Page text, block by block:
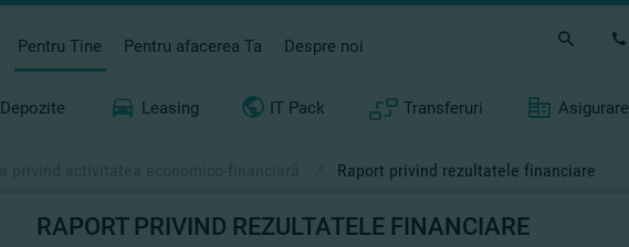
Pentru Tine Pentru afacerea Ta Despre noi
Depozite Leasing IT Pack Transferuri Asigurare
Raport privind rezultatele financiare
RAPORT PRIVIND REZULTATELE FINANCIARE